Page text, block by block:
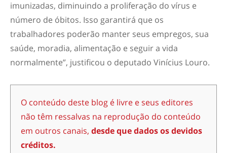
imunizadas, diminuindo a proliferação do vírus e
número de óbitos. Isso garantirá que os
trabalhadores poderão manter seus empregos, sua
saúde, moradia, alimentação e seguir a vida
normalmente”, justificou o deputado Vinícius Louro.
O conteúdo deste blog é livre e seus editores
não têm ressalvas na reprodução do conteúdo
em outros canais, desde que dados os devidos
créditos.